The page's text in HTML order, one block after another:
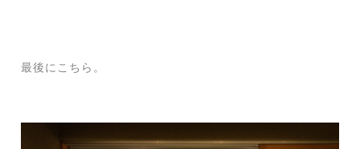
最後にこちら。